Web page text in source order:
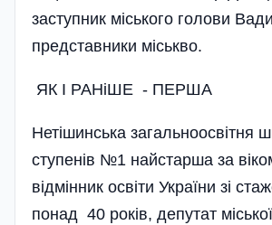
заступник міського голови
представники міськво.
ЯК I РАНiШЕ - ПЕРША
Нетішинська загальноос­вітня
ступенів №1 найстарша за
відмінник освіти України зі
понад 40 років, депутат